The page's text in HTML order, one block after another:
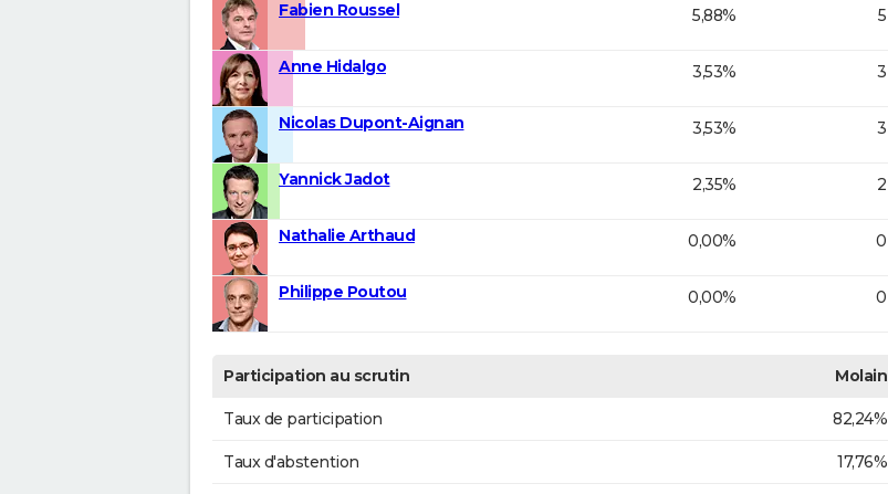
Fabien Roussel 5,88% 5
Anne Hidalgo 3,53% 3
Nicolas Dupont-Aignan 3,53% 3
Yannick Jadot 2,35% 2
Nathalie Arthaud 0,00% 0
Philippe Poutou 0,00% 0
Participation au scrutin Molain
Taux de participation 82,24%
Taux d'abstention 17,76%